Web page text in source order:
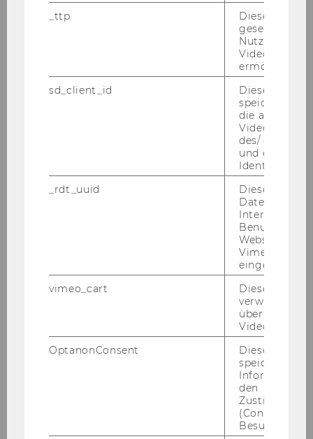
Studienaufbau & -inhalte
Finanzwirtschaft und Rechnungswesen
Sozioökonomie
_ttp
Dieser
gesetzt, um
Nutzung des
Videoplayers
ermöglichen
sd_client_id
Dieses Cookie
speichert
die aktuellen
des/ der
und einen
_rdt_uuid
Dieses
Daten über
Websites, auf
Vimeo-Video
eingebettet
vimeo_cart
Dieses
verwendet,
überprüfen,
Video
OptanonConsent
Dieses Cookie
speichert
den
(Consent)
Besuchers.